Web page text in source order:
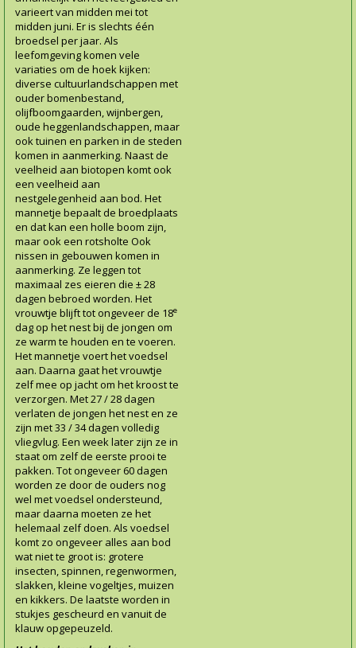
varieert van midden mei tot
midden juni. Er is slechts één
broedsel per jaar. Als
leefomgeving komen vele
variaties om de hoek kijken:
diverse cultuurlandschappen met
ouder bomenbestand,
olijfboomgaarden, wijnbergen,
oude heggenlandschappen, maar
ook tuinen en parken in de steden
komen in aanmerking. Naast de
veelheid aan biotopen komt ook
een veelheid aan
nestgelegenheid aan bod. Het
mannetje bepaalt de broedplaats
en dat kan een holle boom zijn,
maar ook een rotsholte Ook
nissen in gebouwen komen in
aanmerking. Ze leggen tot
maximaal zes eieren die ± 28
dagen bebroed worden. Het
vrouwtje blijft tot ongeveer de 18e
dag op het nest bij de jongen om
ze warm te houden en te voeren.
Het mannetje voert het voedsel
aan. Daarna gaat het vrouwtje
zelf mee op jacht om het kroost te
verzorgen. Met 27 / 28 dagen
verlaten de jongen het nest en ze
zijn met 33 / 34 dagen volledig
vliegvlug. Een week later zijn ze in
staat om zelf de eerste prooi te
pakken. Tot ongeveer 60 dagen
worden ze door de ouders nog
wel met voedsel ondersteund,
maar daarna moeten ze het
helemaal zelf doen. Als voedsel
komt zo ongeveer alles aan bod
wat niet te groot is: grotere
insecten, spinnen, regenwormen,
slakken, kleine vogeltjes, muizen
en kikkers. De laatste worden in
stukjes gescheurd en vanuit de
klauw opgepeuzeld.